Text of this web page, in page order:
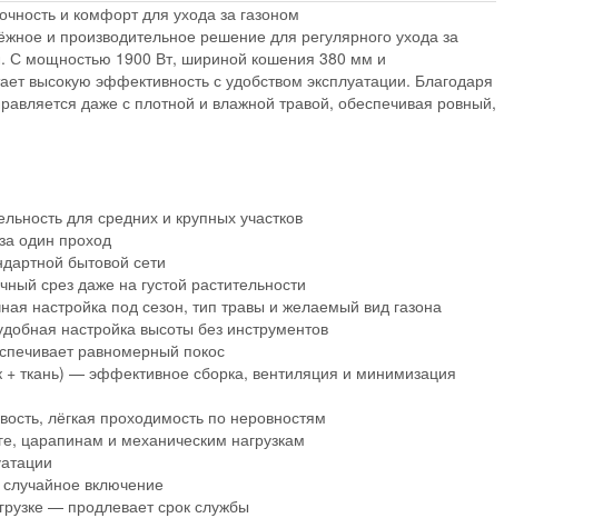
и комфорт для ухода за газоном
и производительное решение для регулярного ухода за
С мощностью 1900 Вт, шириной кошения 380 мм и
высокую эффективность с удобством эксплуатации. Благодаря
даже с плотной и влажной травой, обеспечивая ровный,
для средних и крупных участков
один проход
бытовой сети
срез даже на густой растительности
настройка под сезон, тип травы и желаемый вид газона
настройка высоты без инструментов
равномерный покос
ткань) — эффективное сборка, вентиляция и минимизация
лёгкая проходимость по неровностям
царапинам и механическим нагрузкам
включение
— продлевает срок службы